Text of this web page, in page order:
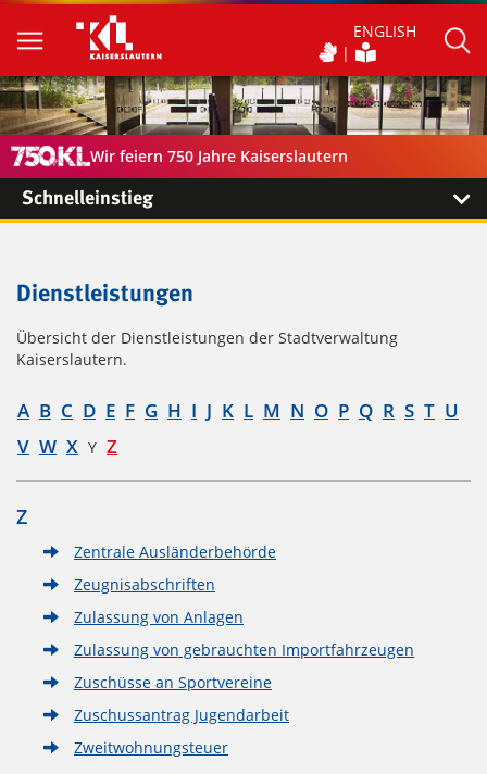
ENGLISH
Wir feiern 750 Jahre Kaiserslautern
Schnelleinstieg
Dienstleistungen
Übersicht der Dienstleistungen der Stadtverwaltung
Kaiserslautern.
A B C D E F G H I J K L M N O P Q R S T U
V W X Y Z
Z
Zentrale Ausländerbehörde
Zeugnisabschriften
Zulassung von Anlagen
Zulassung von gebrauchten Importfahrzeugen
Zuschüsse an Sportvereine
Zuschussantrag Jugendarbeit
Zweitwohnungsteuer